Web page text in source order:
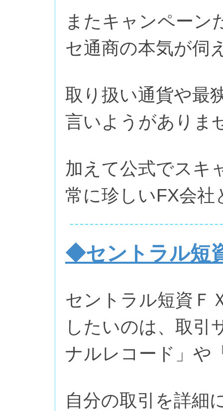
またキャンペーン
セ通商の本気が伺
取り扱い通貨や最
言いようがありま
加えて公式でスキ
常に珍しいFX会
◆セントラル短
セントラル短資Ｆ
したいのは、取引
ナルレコード」や
自分の取引を詳細